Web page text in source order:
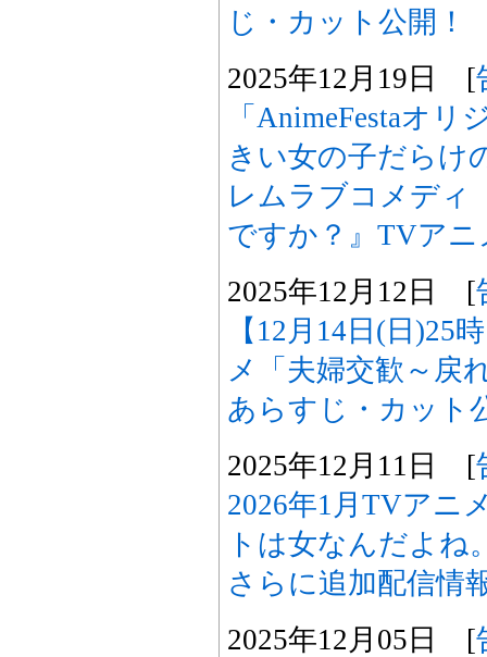
じ・カット公開！
2025年12月19日 [
「AnimeFestaオ
きい女の子だらけ
レムラブコメディ
ですか？』TVアニ
2025年12月12日 [
【12月14日(日)25
メ「夫婦交歓～戻
あらすじ・カット
2025年12月11日 [
2026年1月TVアニ
トは女なんだよね
さらに追加配信情
2025年12月05日 [